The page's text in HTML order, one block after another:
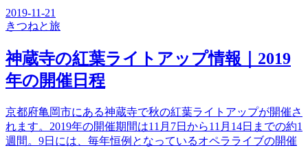
2019-11-21
きつねと旅
神蔵寺の紅葉ライトアップ情報｜2019
年の開催日程
京都府亀岡市にある神蔵寺で秋の紅葉ライトアップが開催さ
れます。2019年の開催期間は11月7日から11月14日までの約1
週間。9日には、毎年恒例となっているオペラライブの開催